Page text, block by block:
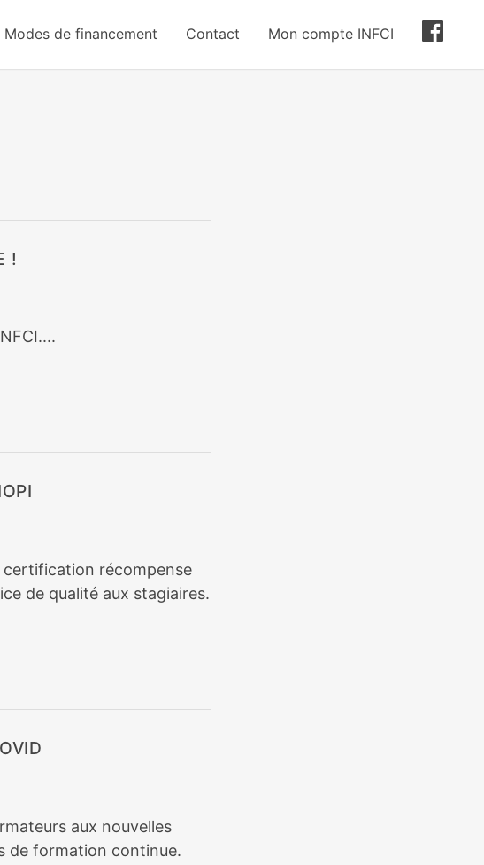
Modes de financement Contact Mon compte INFCI
!
certification récompense
de qualité aux stagiaires.
aux nouvelles
de formation continue.